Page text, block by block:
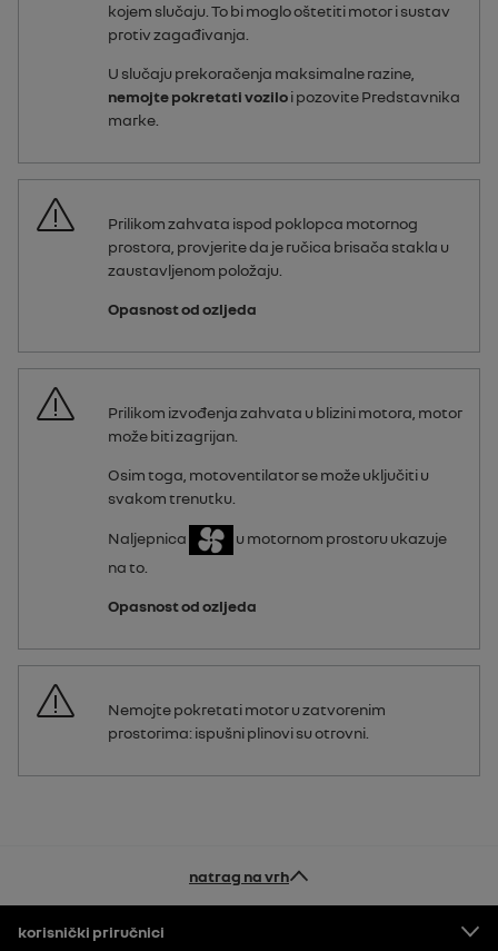
kojem slučaju. To bi moglo oštetiti motor i sustav
protiv zagađivanja.
U slučaju prekoračenja maksimalne razine,
nemojte pokretati voziloi pozovite Predstavnika
marke.
Prilikom zahvata ispod poklopca motornog
prostora, provjerite da je ručica brisača stakla u
zaustavljenom položaju.
Opasnost od ozljeda
Prilikom izvođenja zahvata u blizini motora, motor
može biti zagrijan.
Osim toga, motoventilator se može uključiti u
svakom trenutku.
Naljepnica
u motornom prostoru ukazuje
na to.
Opasnost od ozljeda
Nemojte pokretati motor u zatvorenim
prostorima: ispušni plinovi su otrovni.
natrag na vrh
Podnožje
korisnički priručnici